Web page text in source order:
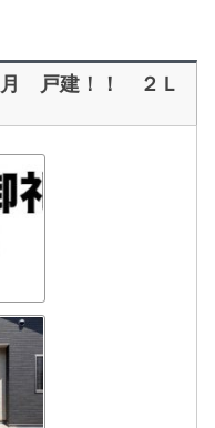
月 戸建！！ ２Ｌ